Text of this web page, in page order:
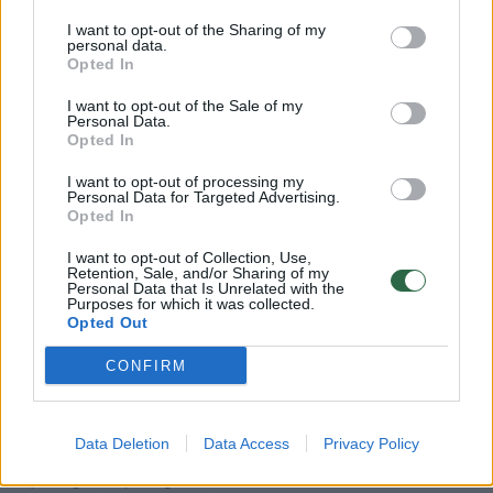
I want to opt-out of the Sharing of my
personal data.
Opted In
I want to opt-out of the Sale of my
Personal Data.
Opted In
I want to opt-out of processing my
Personal Data for Targeted Advertising.
Opted In
I want to opt-out of Collection, Use,
Retention, Sale, and/or Sharing of my
Personal Data that Is Unrelated with the
Purposes for which it was collected.
Opted Out
CONFIRM
Data Deletion Data Access Privacy Policy
2. Kepimas:
Įkaitiname grilį iki aukštos temperatūros
leidžiame anglims gerai įkaisti, kad būtų
karštos ir žėrinčios.
Dedame visą baklažaną tiesiai ant grotelių
(dar geriau – virš žarijų be liepsnos).
Kepame, nuolat vartydami, kas 5–7 minutes,
kad visas paviršius vienodai